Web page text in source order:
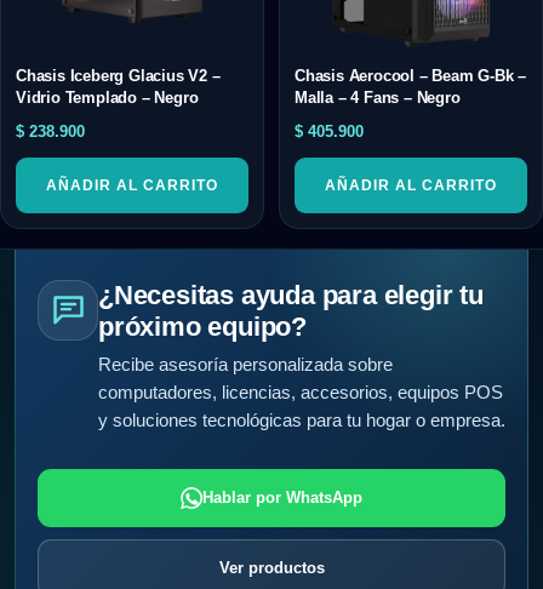
Chasis Iceberg Glacius V2 –
Vidrio Templado – Negro
$ 238.900
AÑADIR AL CARRITO
Chasis Aerocool – Beam G-Bk –
Malla – 4 Fans – Negro
$ 405.900
AÑADIR AL CARRITO
¿Necesitas ayuda para elegir tu
próximo equipo?
Recibe asesoría personalizada sobre
computadores, licencias, accesorios, equipos POS
y soluciones tecnológicas para tu hogar o empresa.
Hablar por WhatsApp
Ver productos